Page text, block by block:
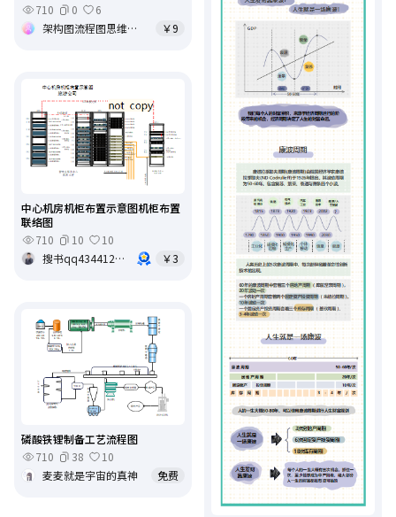
710
0
6
架构图流程图思维导图
￥9
中心机房机柜布置示意图机柜布置
联络图
710
10
10
搜书qq434412359
￥3
磷酸铁锂制备工艺流程图
710
38
10
麦麦就是宇宙的真神
免费